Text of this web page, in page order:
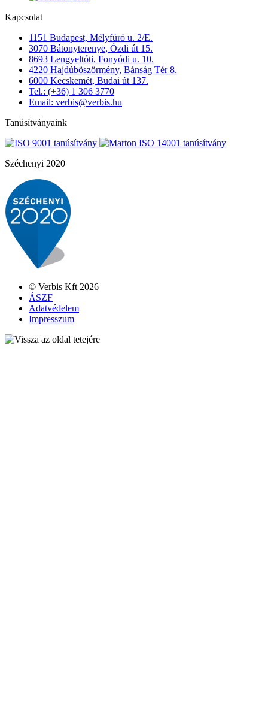
Kapcsolat
1151 Budapest, Mélyfúró u. 2/E.
3070 Bátonyterenye, Ózdi út 15.
8693 Lengyeltóti, Fonyódi u. 10.
4220 Hajdúböszörmény, Bánság Tér 8.
6000 Kecskemét, Budai út 137.
Tel.: (+36) 1 306 3770
Email: verbis@verbis.hu
Tanúsítványaink
Széchenyi 2020
© Verbis Kft 2026
ÁSZF
Adatvédelem
Impresszum